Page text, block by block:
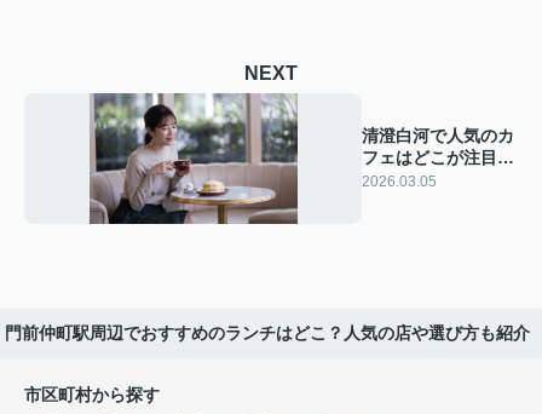
NEXT
清澄白河で人気のカ
フェはどこが注目？
おすすめや雰囲気を
2026.03.05
門前仲町駅周辺でおすすめのランチはどこ？人気の店や選び方も紹介
市区町村から探す